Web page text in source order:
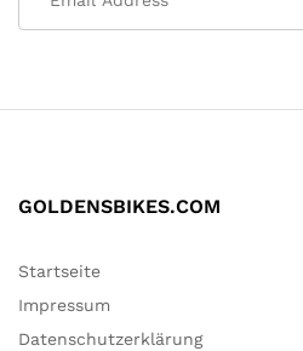
GOLDENSBIKES.COM
Startseite
Impressum
Datenschutzerklärung